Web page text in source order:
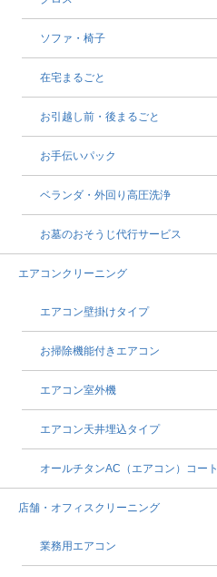
ソファ・椅子
在宅まるごと
お引越し前・後まるごと
お手伝いパック
ベランダ・外回り高圧洗浄
お墓のおそうじ代行サービス
エアコンクリーニング
エアコン壁掛けタイプ
お掃除機能付きエアコン
エアコン室外機
エアコン天井埋込タイプ
オールチタンAC（エアコン）コート
店舗・オフィスクリーニング
業務用エアコン